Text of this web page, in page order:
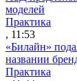
моделей
Практика
, 11:53
«Билайн»
названии
Практика